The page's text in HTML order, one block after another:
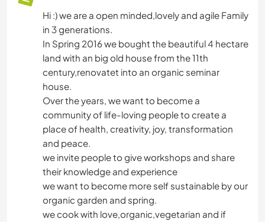
Hi :) we are a open minded,lovely and agile Family
in 3 generations.
In Spring 2016 we bought the beautiful 4 hectare
land with an big old house from the 11th
century,renovatet into an organic seminar
house.
Over the years, we want to become a
community of life-loving people to create a
place of health, creativity, joy, transformation
and peace.
we invite people to give workshops and share
their knowledge and experience
we want to become more self sustainable by our
organic garden and spring.
we cook with love,organic,vegetarian and if